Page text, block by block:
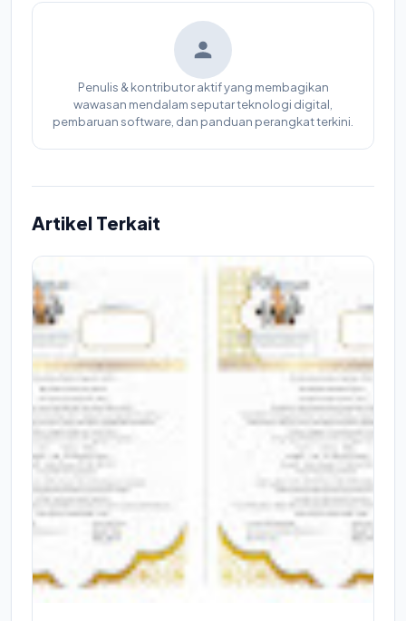
Penulis & kontributor aktif yang membagikan
wawasan mendalam seputar teknologi digital,
pembaruan software, dan panduan perangkat terkini.
Artikel Terkait